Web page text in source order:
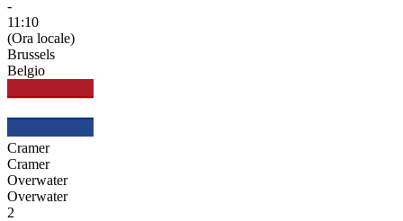
-
11:10
(Ora locale)
Brussels
Belgio
Cramer
Cramer
Overwater
Overwater
2